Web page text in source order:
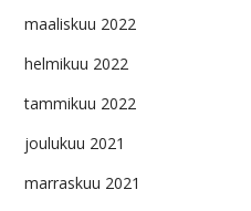
maaliskuu 2022
helmikuu 2022
tammikuu 2022
joulukuu 2021
marraskuu 2021